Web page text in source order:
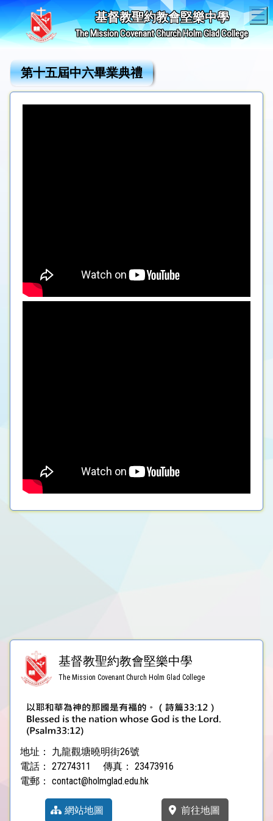
基督教聖約教會堅樂中學
The Mission Covenant Church Holm Glad College
第十五屆中六畢業典禮
基督教聖約教會堅樂中學
The Mission Covenant Church Holm Glad College
地址：
九龍觀塘曉明街26號
電話： 27274311 傳真： 23473916
電郵： contact@holmglad.edu.hk
網站地圖 前往地圖